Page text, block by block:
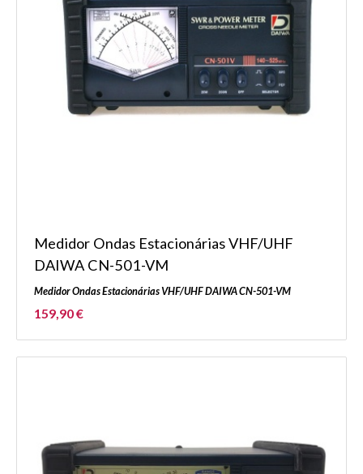
Medidor Ondas Estacionárias VHF/UHF
DAIWA CN-501-VM
Medidor Ondas Estacionárias VHF/UHF DAIWA CN-501-VM
159,90 €